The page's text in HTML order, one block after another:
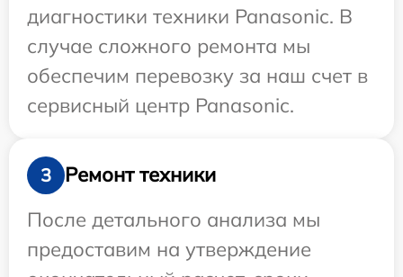
диагностики техники Panasonic. В
случае сложного ремонта мы
обеспечим перевозку за наш счет в
сервисный центр Panasonic.
3
Ремонт техники
После детального анализа мы
предоставим на утверждение